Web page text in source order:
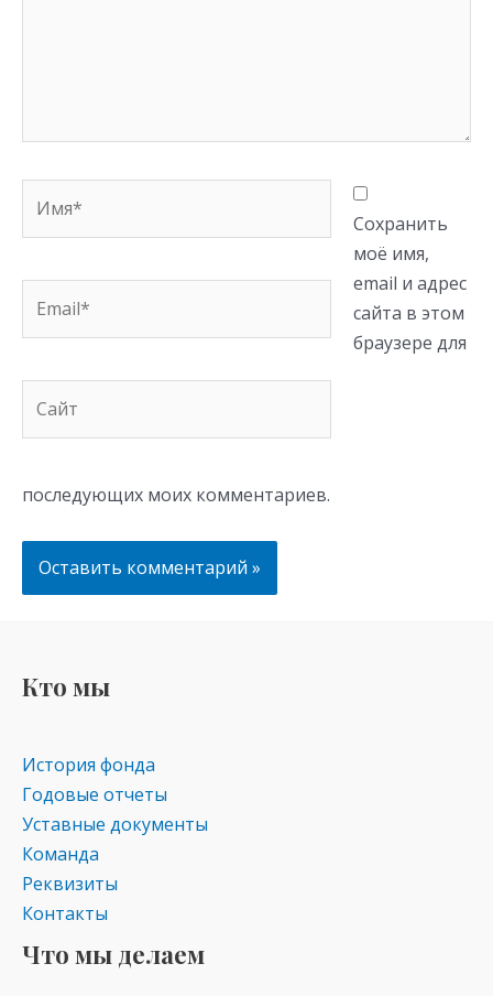
Сохранить
моё имя,
email и адрес
сайта в этом
браузере для
последующих моих комментариев.
Кто мы
История фонда
Годовые отчеты
Уставные документы
Команда
Реквизиты
Контакты
Что мы делаем